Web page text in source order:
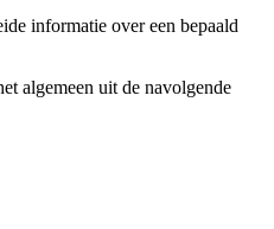
informatie over een bepaald
algemeen uit de navolgende